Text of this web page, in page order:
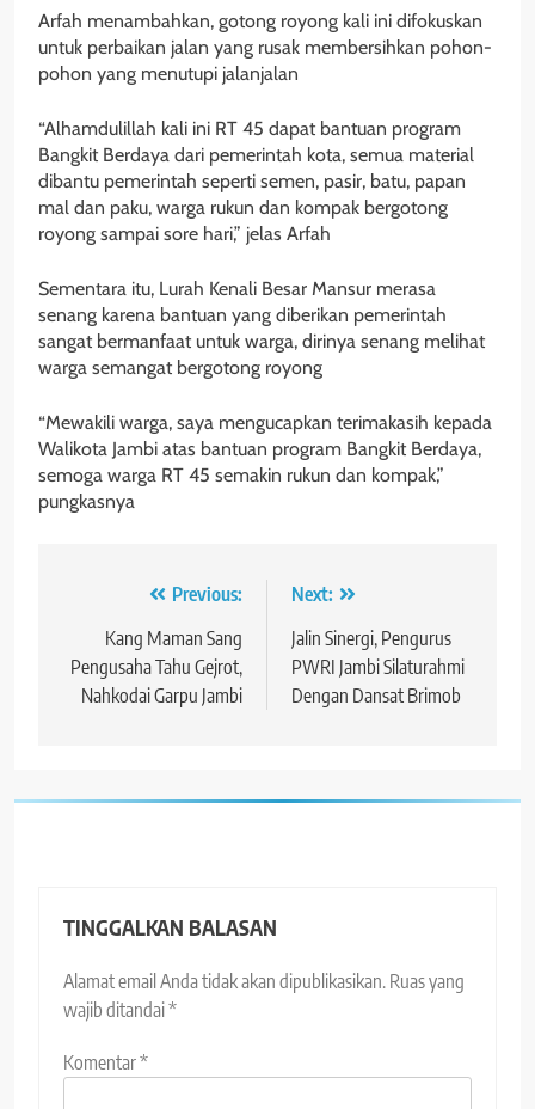
Arfah menambahkan, gotong royong kali ini difokuskan
untuk perbaikan jalan yang rusak membersihkan pohon-
pohon yang menutupi jalanjalan
“Alhamdulillah kali ini RT 45 dapat bantuan program
Bangkit Berdaya dari pemerintah kota, semua material
dibantu pemerintah seperti semen, pasir, batu, papan
mal dan paku, warga rukun dan kompak bergotong
royong sampai sore hari,” jelas Arfah
Sementara itu, Lurah Kenali Besar Mansur merasa
senang karena bantuan yang diberikan pemerintah
sangat bermanfaat untuk warga, dirinya senang melihat
warga semangat bergotong royong
“Mewakili warga, saya mengucapkan terimakasih kepada
Walikota Jambi atas bantuan program Bangkit Berdaya,
semoga warga RT 45 semakin rukun dan kompak,”
pungkasnya
Navigasi Previous:
Kang Maman Sang
Pengusaha Tahu Gejrot,
Nahkodai Garpu Jambi
Next:
Jalin Sinergi, Pengurus
PWRI Jambi Silaturahmi
Dengan Dansat Brimob
TINGGALKAN BALASAN
Alamat email Anda tidak akan dipublikasikan. Ruas yang
wajib ditandai*
Komentar*